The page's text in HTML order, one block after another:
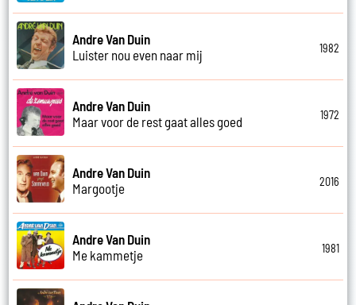
Andre Van Duin
Luister nou even naar mij
1982
Andre Van Duin
Maar voor de rest gaat alles goed
1972
Andre Van Duin
Margootje
2016
Andre Van Duin
Me kammetje
1981